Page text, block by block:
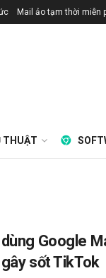
Mail ảo tạm thời miễn
THUẬT
Google
sốt TikTok